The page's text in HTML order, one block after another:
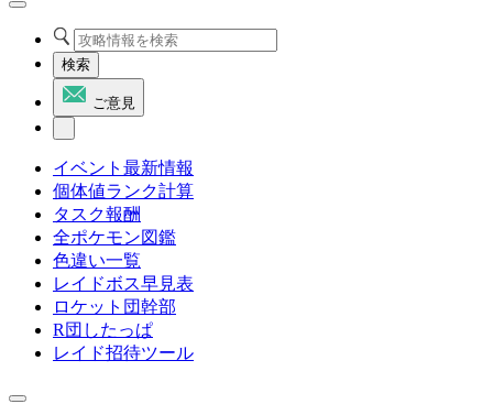
検索
ご意見
イベント最新情報
個体値ランク計算
タスク報酬
全ポケモン図鑑
色違い一覧
レイドボス早見表
ロケット団幹部
R団したっぱ
レイド招待ツール